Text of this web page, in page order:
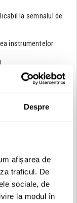
Despre
afișarea de
traficul. De
sociale, de
la modul în
la semnalul de
instrumentelor
zgomotelor
inregistrari lungi
engleza,
pentru